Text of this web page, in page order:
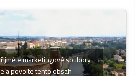
marketingové soubory
a povolte tento obsah